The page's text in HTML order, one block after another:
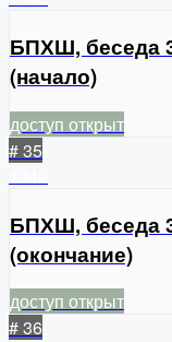
БПХШ, беседа
(начало)
доступ открыт
# 35
БПХШ, беседа
(окончание)
доступ открыт
# 36